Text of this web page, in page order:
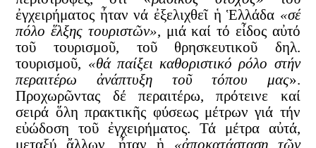
ἐγχειρήματος ἦταν νά ἐξελιχθεῖ ἡ Ἑλλάδα «σέ
πόλο ἕλξης τουριστῶν», μιά καί τό εἶδος αὐτό
τοῦ τουρισμοῦ, τοῦ θρησκευτικοῦ δηλ.
τουρισμοῦ, «θά παίξει καθοριστικό ρόλο στήν
περαιτέρω ἀνάπτυξη τοῦ τόπου μας».
Προχωρῶντας δέ περαιτέρω, πρότεινε καί
σειρά ὅλη πρακτικῆς φύσεως μέτρων γιά τήν
εὐώδοση τοῦ ἐγχειρήματος. Τά μέτρα αὐτά,